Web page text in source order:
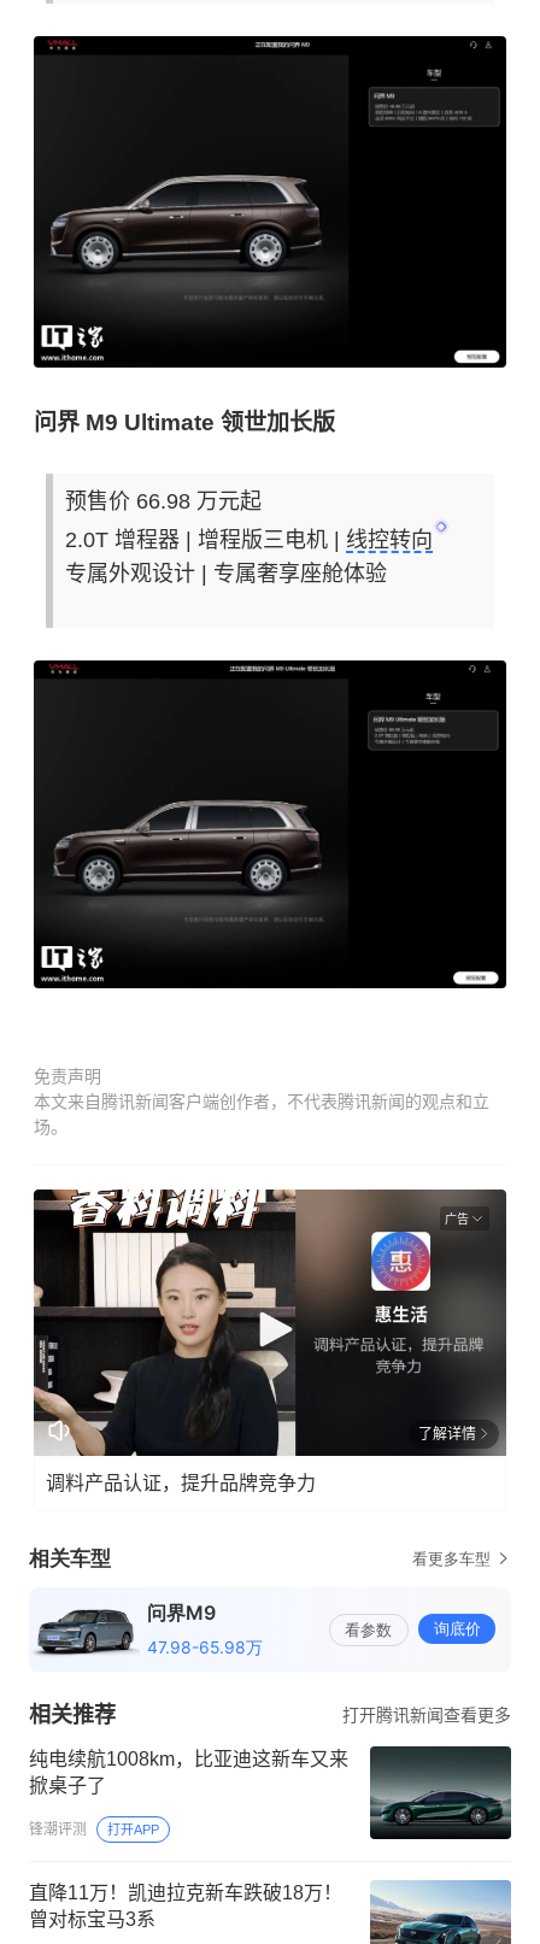
问界 M9 Ultimate 领世加长版
预售价 66.98 万元起
2.0T 增程器 | 增程版三电机 | 线控转向
专属外观设计 | 专属奢享座舱体验
免责声明
本文来自腾讯新闻客户端创作者，不代表腾讯新闻的观点和立
场。
广告
了解详情
调料产品认证，提升品牌竞争力
相关推荐 打开腾讯新闻查看更多
纯电续航1008km，比亚迪这新车又来
掀桌子了
锋潮评测 打开APP
直降11万！凯迪拉克新车跌破18万！
曾对标宝马3系